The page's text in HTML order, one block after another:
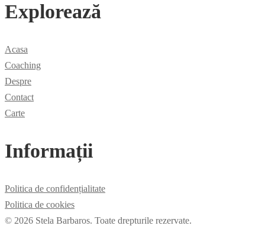
Explorează
Acasa
Coaching
Despre
Contact
Carte
Informații
Politica de confidențialitate
Politica de cookies
© 2026 Stela Barbaros. Toate drepturile rezervate.